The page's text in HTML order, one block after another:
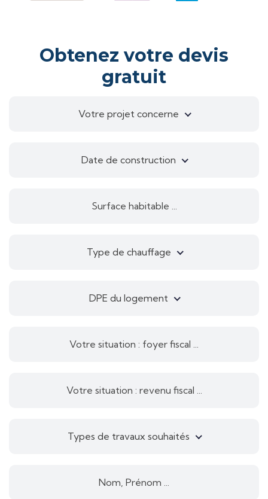
Obtenez votre devis
gratuit
Votre projet concerne
Date de construction
Type de chauffage
DPE du logement
Types de travaux souhaités